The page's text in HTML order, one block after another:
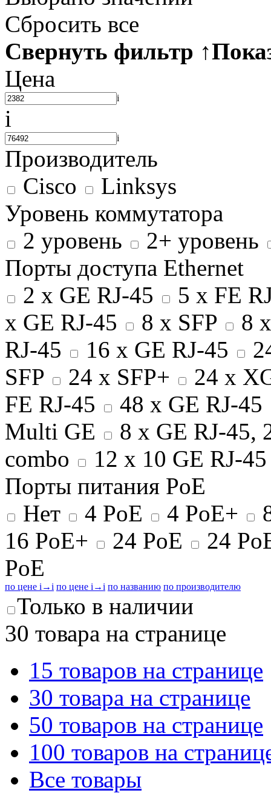
Сбросить все
Свернуть фильтр ↑
Цена
i
i
i
Производитель
Cisco
Linksys
Уровень коммутатора
2 уровень
2+ уровень
Порты доступа Ethernet
2 x GE RJ-45
5 x FE
x GE RJ-45
8 x SFP
8
RJ-45
16 x GE RJ-45
SFP
24 x SFP+
24 x
FE RJ-45
48 x GE RJ-45
Multi GE
8 x GE RJ-45,
combo
12 x 10 GE RJ-
Порты питания PoE
Нет
4 PoE 4 PoE+
16 PoE+
24 PoE
24
PoE
по цене i →i по цене i →i по названию по производителю
Только в наличии
30 товара на странице
15 товаров на странице
30 товара на странице
50 товаров на странице
100 товаров на
Все товары